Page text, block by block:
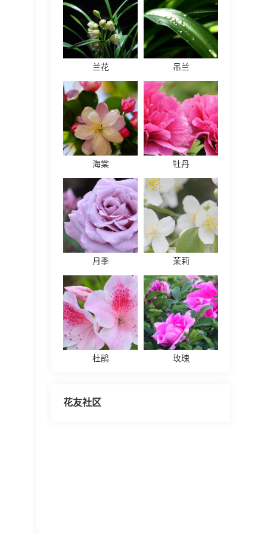
兰花 吊兰
海棠 牡丹
月季 茉莉
杜鹃 玫瑰
花友社区